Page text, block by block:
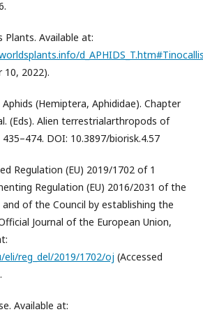
Plants. Available at:
10, 2022).
Aphids (Hemiptera, Aphididae). Chapter
(Eds). Alien terrestrialarthropods of
DOI: 10.3897/biorisk.4.57
Regulation (EU) 2019/1702 of 1
Regulation (EU) 2016/2031 of the
of the Council by establishing the
Journal of the European Union,
reg_del/2019/1702/oj (Accessed
Available at: